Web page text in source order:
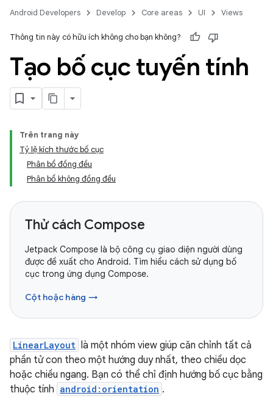
Android Developers Develop Core areas UI Views
Thông tin này có hữu ích không cho bạn không?
Tạo bố cục tuyến tính
Trên trang này
Tỷ lệ kích thước bố cục
Phân bổ đồng đều
Phân bổ không đồng đều
Thử cách Compose
Jetpack Compose là bộ công cụ giao diện người dùng
được đề xuất cho Android. Tìm hiểu cách sử dụng bố
cục trong ứng dụng Compose.
Cột hoặc hàng →
LinearLayout là một nhóm view giúp căn chỉnh tất cả
phần tử con theo một hướng duy nhất, theo chiều dọc
hoặc chiều ngang. Bạn có thể chỉ định hướng bố cục bằng
thuộc tính android:orientation .